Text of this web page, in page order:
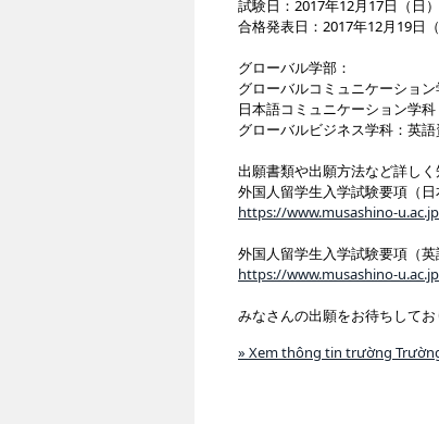
試験日：2017年12月17日（日）
合格発表日：2017年12月19日
グローバル学部：
グローバルコミュニケーショ
日本語コミュニケーション学
グローバルビジネス学科：英語
出願書類や出願方法など詳し
外国人留学生入学試験要項（日
https://www.musashino-
外国人留学生入学試験要項（英
https://www.musashino-
みなさんの出願をお待ちしてお
» Xem thông tin trường